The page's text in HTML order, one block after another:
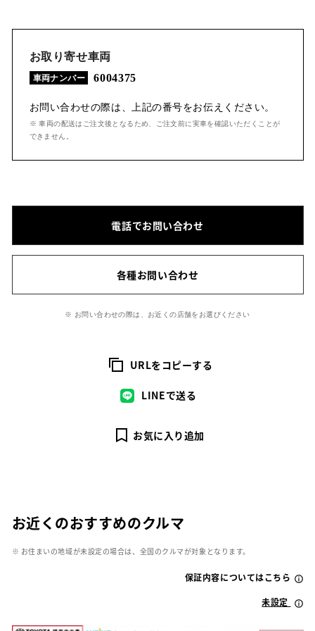
お取り寄せ車両
車両ナンバー 6004375
お問い合わせの際は、上記の番号をお伝えください。
※ 車両の配送はご注文後となるため、ご注文前に実車を確認いただくことが
できません。
電話でお問い合わせ
各種お問い合わせ
※ お問い合わせの際は、お近くの店舗をお選びください
URLをコピーする
LINEで送る
お気に入り追加
お近くのおすすめのクルマ
※ お住まいの地域が未設定の場合は、全国のクルマが対象となります。
保証内容についてはこちら
未設定